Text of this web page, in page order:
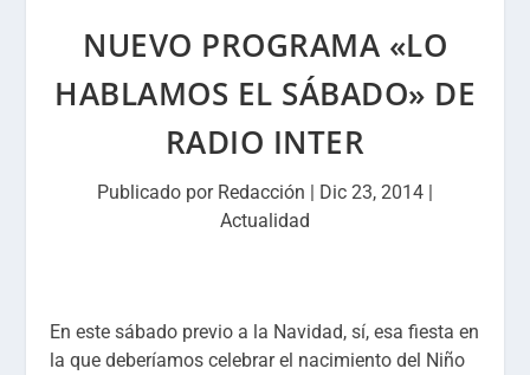
NUEVO PROGRAMA «LO
HABLAMOS EL SÁBADO» DE
RADIO INTER
Publicado por Redacción | Dic 23, 2014 |
Actualidad
En este sábado previo a la Navidad, sí, esa fiesta en
la que deberíamos celebrar el nacimiento del Niño